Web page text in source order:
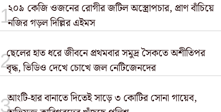
২০৯ কেজি ওজনের রোগীর জটিল অস্ত্রোপচার, প্রাণ বাঁচিয়ে
নজির গড়ল দিল্লির এইমস
ছেলের হাত ধরে জীবনে প্রথমবার সমুদ্র সৈকতে অশীতিপর
বৃদ্ধ, ভিডিও দেখে চোখে জল নেটিজেনদের
আংটি-হার বানাতে দিতেই সাড়ে ৩ কোটির সোনা গায়েব,